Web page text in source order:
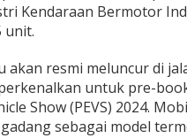
Kendaraan Bermotor
unit.
akan resmi meluncur di
untuk pre-
Show (PEVS) 2024.
sebagai model